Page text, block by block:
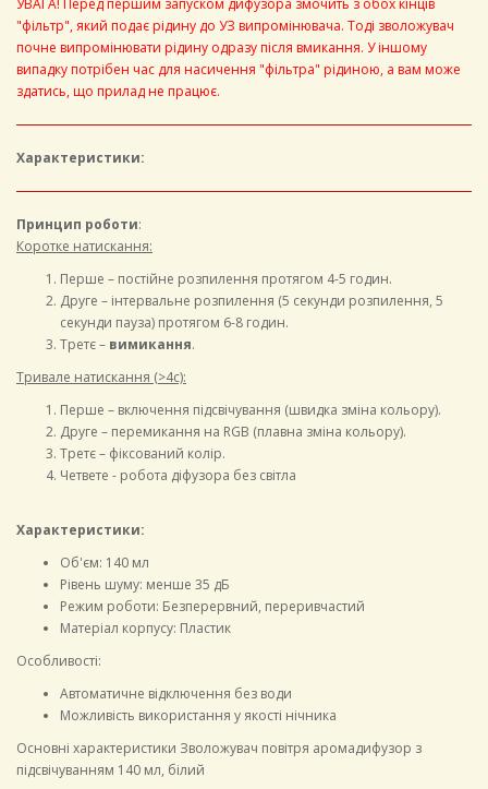
"фільтр", який подає рідину до УЗ випромінювача. Тоді зволожувач
почне випромінювати рідину одразу після вмикання. У іншому
випадку потрібен час для насичення "фільтра" рідиною, а вам може
здатись, що прилад не працює.
Характеристики:
Принцип роботи:
Коротке натискання:
Перше – постійне розпилення протягом 4-5 годин.
Друге – інтервальне розпилення (5 секунди розпилення, 5
секунди пауза) протягом 6-8 годин.
Третє – вимикання.
Тривале натискання (>4c):
Перше – включення підсвічування (швидка зміна кольору).
Друге – перемикання на RGB (плавна зміна кольору).
Третє – фіксований колір.
Четвете - робота діфузора без світла
Характеристики:
Об'єм: 140 мл
Рівень шуму: менше 35 дБ
Режим роботи: Безперервний, переривчастий
Матеріал корпусу: Пластик
Особливості:
Автоматичне відключення без води
Можливість використання у якості нічника
Основні характеристики Зволожувач повітря аромадифузор з
підсвічуванням 140 мл, білий